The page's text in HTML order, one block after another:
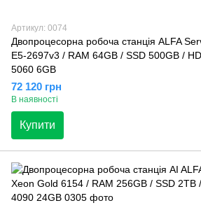
Артикул: 0074
Двопроцесорна робоча станція ALFA
E5-2697v3 / RAM 64GB / SSD 500GB /
5060 6GB
72 120 грн
В наявності
Купити